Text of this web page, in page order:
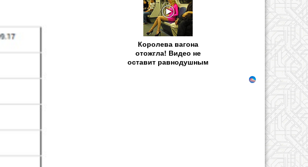
Королева вагона
отожгла! Видео не
оставит равнодушным